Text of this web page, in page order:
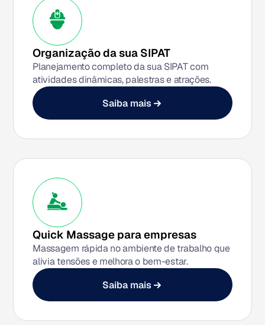
Organização da sua SIPAT
Planejamento completo da sua SIPAT com
atividades dinâmicas, palestras e atrações.
Saiba mais
Quick Massage para empresas
Massagem rápida no ambiente de trabalho que
alivia tensões e melhora o bem-estar.
Saiba mais